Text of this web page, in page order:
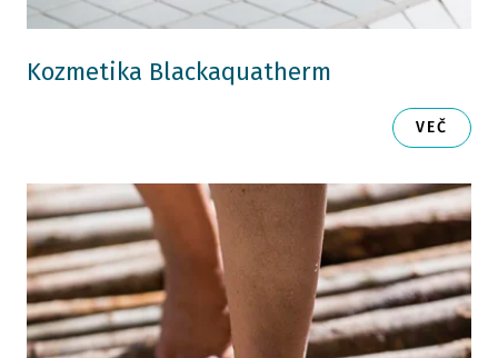
Kozmetika Blackaquatherm
VEČ